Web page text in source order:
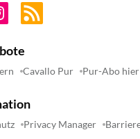
Cavallo Pur Pur-Abo
Privacy Manager